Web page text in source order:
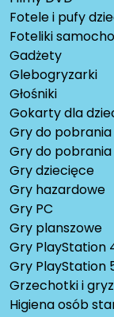
Fotele i pufy
Foteliki
Gadżety
Glebogryzarki
Głośniki
Gokarty dla
Gry do
Gry do pobrania
Gry dziecięce
Gry hazardowe
Gry PC
Gry planszowe
Gry PlayStation
Gry PlayStation
Grzechotki i
Higiena osób